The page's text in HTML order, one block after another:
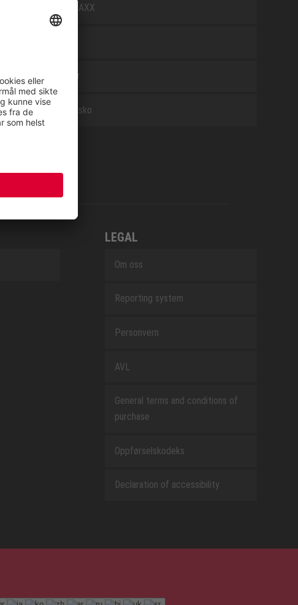
WELLMAXX
Tilbehør
Arbeidssko
LEGAL
Om oss
Reporting system
Personvern
AVL
General terms and conditions of
purchase
Oppførselskodeks
Declaration of accessibility